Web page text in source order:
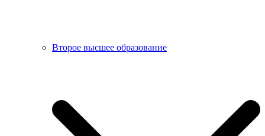
Второе высшее образование